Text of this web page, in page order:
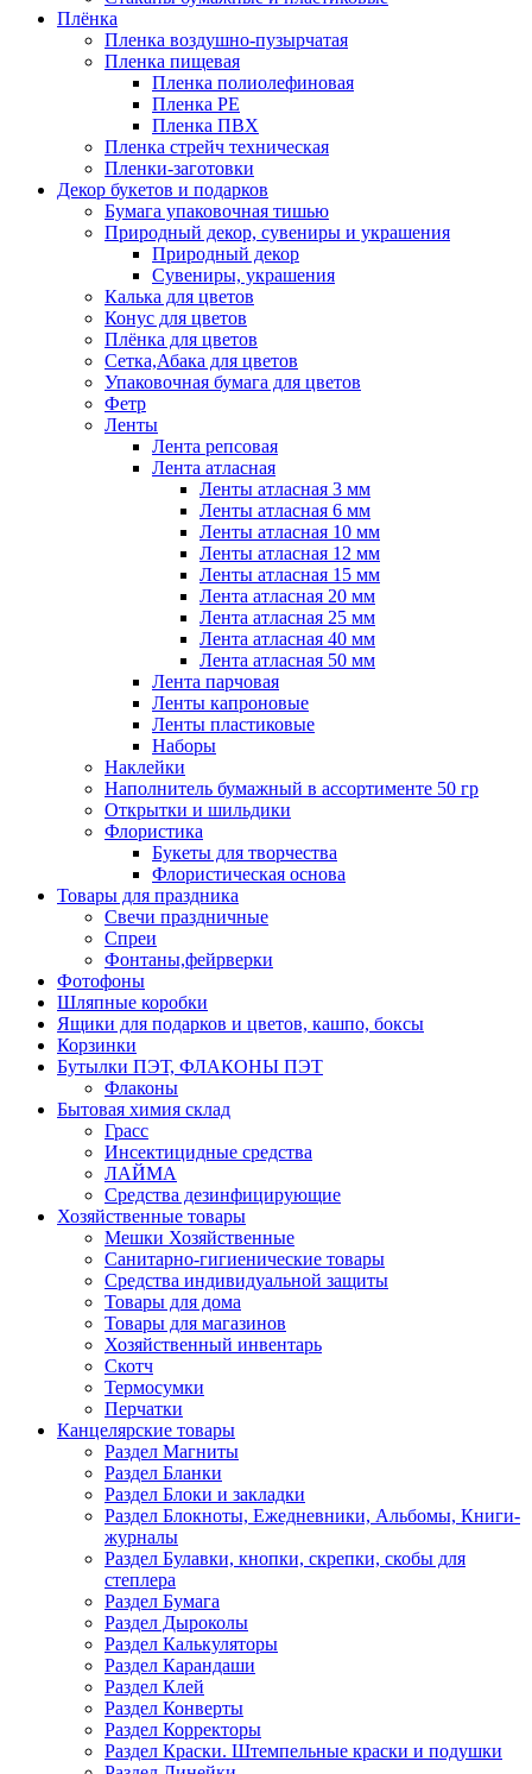
Плёнка
Пленка воздушно-пузырчатая
Пленка пищевая
Пленка полиолефиновая
Пленка PE
Пленка ПВХ
Пленка стрейч техническая
Пленки-заготовки
Декор букетов и подарков
Бумага упаковочная тишью
Природный декор, сувениры и украшения
Природный декор
Сувениры, украшения
Калька для цветов
Конус для цветов
Плёнка для цветов
Сетка,Абака для цветов
Упаковочная бумага для цветов
Фетр
Ленты
Лента репсовая
Лента атласная
Ленты атласная 3 мм
Ленты атласная 6 мм
Ленты атласная 10 мм
Ленты атласная 12 мм
Ленты атласная 15 мм
Лента атласная 20 мм
Лента атласная 25 мм
Лента атласная 40 мм
Лента атласная 50 мм
Лента парчовая
Ленты капроновые
Ленты пластиковые
Наборы
Наклейки
Наполнитель бумажный в ассортименте 50 гр
Открытки и шильдики
Флористика
Букеты для творчества
Флористическая основа
Товары для праздника
Свечи праздничные
Спреи
Фонтаны,фейрверки
Фотофоны
Шляпные коробки
Ящики для подарков и цветов, кашпо, боксы
Корзинки
Бутылки ПЭТ, ФЛАКОНЫ ПЭТ
Флаконы
Бытовая химия склад
Грасс
Инсектицидные средства
ЛАЙМА
Средства дезинфицирующие
Хозяйственные товары
Мешки Хозяйственные
Санитарно-гигиенические товары
Средства индивидуальной защиты
Товары для дома
Товары для магазинов
Хозяйственный инвентарь
Скотч
Термосумки
Перчатки
Канцелярские товары
Раздел Магниты
Раздел Бланки
Раздел Блоки и закладки
Раздел Блокноты, Ежедневники, Альбомы, Книги-
журналы
Раздел Булавки, кнопки, скрепки, скобы для
степлера
Раздел Бумага
Раздел Дыроколы
Раздел Калькуляторы
Раздел Карандаши
Раздел Клей
Раздел Конверты
Раздел Корректоры
Раздел Краски. Штемпельные краски и подушки